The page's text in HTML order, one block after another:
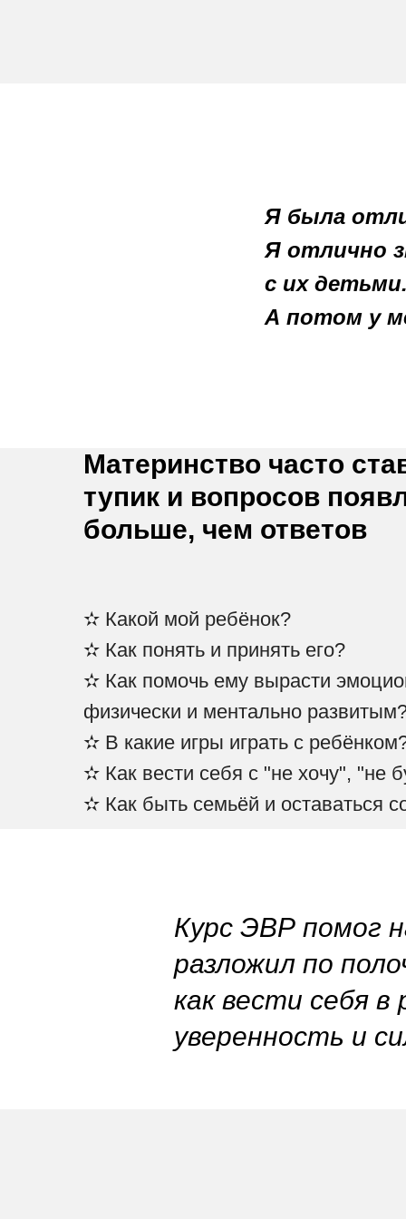
Я была
Я отлично
с их
А потом у
Материнство часто
тупик и вопросов
больше, чем ответов
✫ Какой мой ребёнок?
✫ Как понять и принять его?
✫ Как помочь ему вырасти
физически и ментально
✫ В какие игры играть с
✫ Как вести себя с "не хочу", "не
✫ Как быть семьёй и оставаться
Курс ЭВР помог
разложил по
как вести себя в
уверенность и